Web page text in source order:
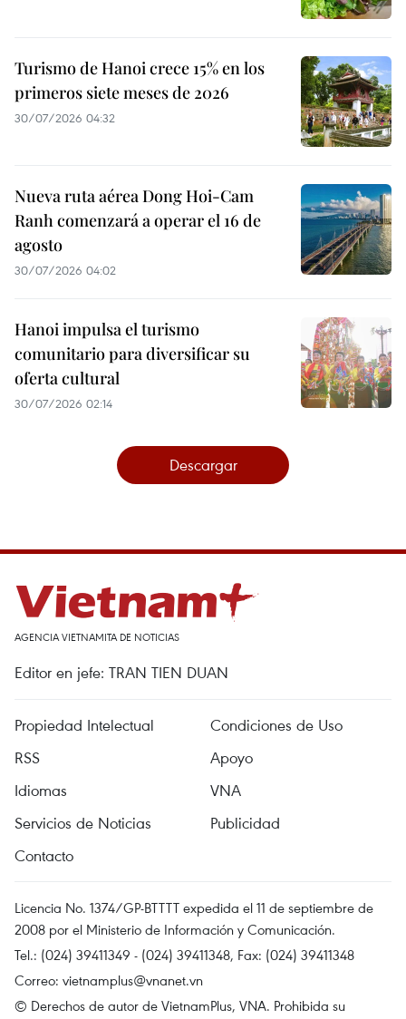
Turismo de Hanoi crece 15% en los
primeros siete meses de 2026
30/07/2026 04:32
Nueva ruta aérea Dong Hoi-Cam
Ranh comenzará a operar el 16 de
agosto
30/07/2026 04:02
Hanoi impulsa el turismo
comunitario para diversificar su
oferta cultural
30/07/2026 02:14
Descargar
AGENCIA VIETNAMITA DE NOTICIAS
Editor en jefe: TRAN TIEN DUAN
Propiedad Intelectual
Condiciones de Uso
RSS
Apoyo
Idiomas
VNA
Servicios de Noticias
Publicidad
Contacto
Licencia No. 1374/GP-BTTTT expedida el 11 de septiembre de
2008 por el Ministerio de Información y Comunicación.
Tel.: (024) 39411349 - (024) 39411348, Fax: (024) 39411348
Correo: vietnamplus@vnanet.vn
© Derechos de autor de VietnamPlus, VNA. Prohibida su